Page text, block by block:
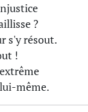
?
s'y résout.
!
même.